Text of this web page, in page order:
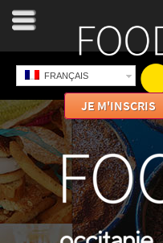
FRANÇAIS
JE M'INSCRIS